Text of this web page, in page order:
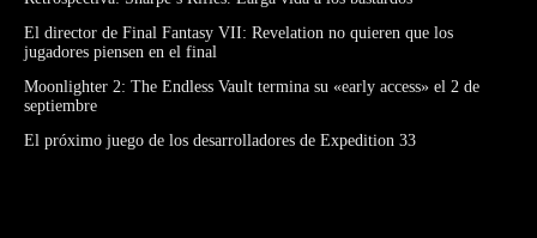
El director de Final Fantasy VII: Revelation no quieren que los
jugadores piensen en el final
Moonlighter 2: The Endless Vault termina su «early access» el 2 de
septiembre
El próximo juego de los desarrolladores de Expedition 33